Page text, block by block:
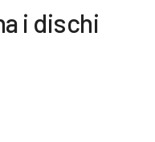
i dischi